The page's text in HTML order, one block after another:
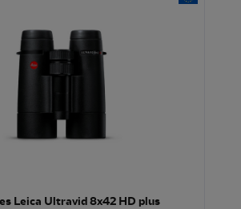
Leica Ultravid 8x42 HD plus